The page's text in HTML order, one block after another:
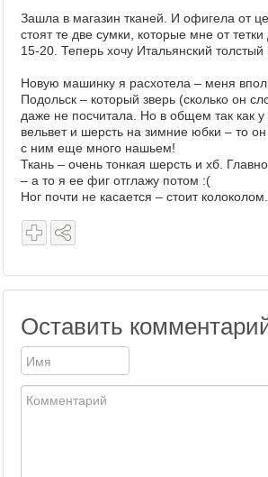
Зашла в магазин тканей. И офигела от
стоят те две сумки, которые мне от тетки
15-20. Теперь хочу Итальянский толстый
Новую машинку я расхотела – меня
Подольск – который зверь (сколько он
даже не посчитала. Но в общем так как
вельвет и шерсть на зимние юбки – то
с ним еще много нашьем!
Ткань – очень тонкая шерсть и хб.
– а то я ее фиг отглажу потом :(
Ног почти не касается – стоит колоколом.
Оставить